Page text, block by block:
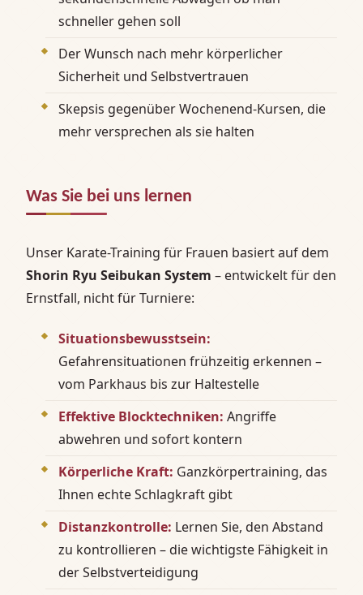
schneller gehen soll
Der Wunsch nach mehr körperlicher
Sicherheit und Selbstvertrauen
Skepsis gegenüber Wochenend-Kursen, die
mehr versprechen als sie halten
Was Sie bei uns lernen
Unser Karate-Training für Frauen basiert auf dem
Shorin Ryu Seibukan System – entwickelt für den
Ernstfall, nicht für Turniere:
Situationsbewusstsein:
Gefahrensituationen frühzeitig erkennen –
vom Parkhaus bis zur Haltestelle
Effektive Blocktechniken: Angriffe
abwehren und sofort kontern
Körperliche Kraft: Ganzkörpertraining, das
Ihnen echte Schlagkraft gibt
Distanzkontrolle: Lernen Sie, den Abstand
zu kontrollieren – die wichtigste Fähigkeit in
der Selbstverteidigung